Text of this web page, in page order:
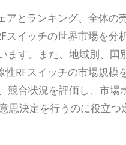
アとランキング、全体の
イッチの世界市場を分析
ます。また、地域別、国
RFスイッチの市場規模
競合状況を評価し、市場
思決定を行うのに役立つ